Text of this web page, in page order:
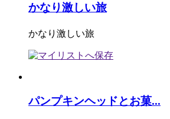
かなり激しい旅
かなり激しい旅
パンプキンヘッドとお菓...